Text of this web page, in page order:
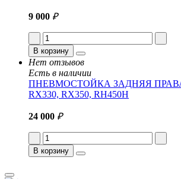
9 000 ₽
В корзину
Нет отзывов
Есть в наличии
ПНЕВМОСТОЙКА ЗАДНЯЯ
RX330, RX350, RH450H
24 000 ₽
В корзину